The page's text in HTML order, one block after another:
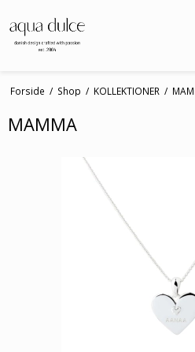
Forside / Shop / KOLLEKTIONER /
MAMMA